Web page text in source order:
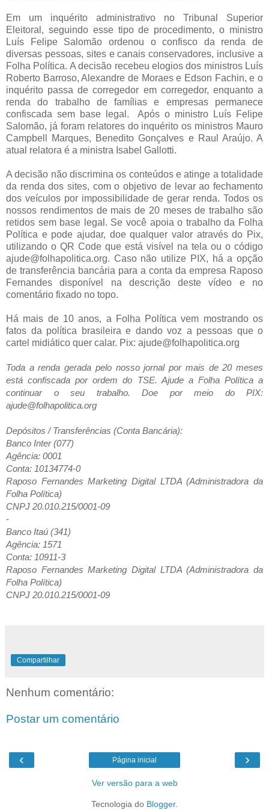
Em um inquérito administrativo no Tribunal Superior
Eleitoral, seguindo esse tipo de procedimento, o ministro
Luís Felipe Salomão ordenou o confisco da renda de
diversas pessoas, sites e canais conservadores, inclusive a
Folha Política. A decisão recebeu elogios dos ministros Luís
Roberto Barroso, Alexandre de Moraes e Edson Fachin, e o
inquérito passa de corregedor em corregedor, enquanto a
renda do trabalho de famílias e empresas permanece
confiscada sem base legal. Após o ministro Luís Felipe
Salomão, já foram relatores do inquérito os ministros Mauro
Campbell Marques, Benedito Gonçalves e Raul Araújo. A
atual relatora é a ministra Isabel Gallotti.
A decisão não discrimina os conteúdos e atinge a totalidade
da renda dos sites, com o objetivo de levar ao fechamento
dos veículos por impossibilidade de gerar renda. Todos os
nossos rendimentos de mais de 20 meses de trabalho são
retidos sem base legal. Se você apoia o trabalho da Folha
Política e pode ajudar, doe qualquer valor através do Pix,
utilizando o QR Code que está visível na tela ou o código
ajude@folhapolitica.org. Caso não utilize PIX, há a opção
de transferência bancária para a conta da empresa Raposo
Fernandes disponível na descrição deste vídeo e no
comentário fixado no topo.
Há mais de 10 anos, a Folha Política vem mostrando os
fatos da política brasileira e dando voz a pessoas que o
cartel midiático quer calar. Pix: ajude@folhapolitica.org
Toda a renda gerada pelo nosso jornal por mais de 20 meses
está confiscada por ordem do TSE. Ajude a Folha Política a
continuar o seu trabalho. Doe por meio do PIX:
ajude@folhapolitica.org
Depósitos / Transferências (Conta Bancária):
Banco Inter (077)
Agência: 0001
Conta: 10134774-0
Raposo Fernandes Marketing Digital LTDA (Administradora da
Folha Política)
CNPJ 20.010.215/0001-09
-
Banco Itaú (341)
Agência: 1571
Conta: 10911-3
Raposo Fernandes Marketing Digital LTDA (Administradora da
Folha Política)
CNPJ 20.010.215/0001-09
Compartilhar
Nenhum comentário:
Postar um comentário
‹ ›
Página inicial
Ver versão para a web
Tecnologia do Blogger.